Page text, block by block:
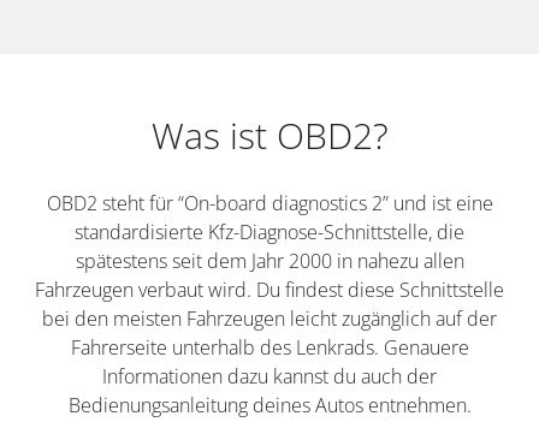
Was ist OBD2?
OBD2 steht für “On-board diagnostics 2” und ist eine
standardisierte Kfz-Diagnose-Schnittstelle, die
spätestens seit dem Jahr 2000 in nahezu allen
Fahrzeugen verbaut wird. Du findest diese Schnittstelle
bei den meisten Fahrzeugen leicht zugänglich auf der
Fahrerseite unterhalb des Lenkrads. Genauere
Informationen dazu kannst du auch der
Bedienungsanleitung deines Autos entnehmen.